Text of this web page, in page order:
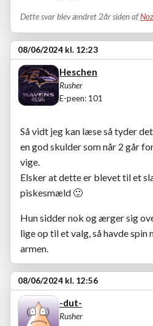
Dette svar blev ændret 2år siden af
08/06/2024 kl. 12:23
Heschen
Rusher
E-peen: 101
Så vidt jeg kan læse så tyder
en god skulder som når 2 går
vige.
Elsker at dette er blevet til et
piskesmæld 🙂
Hun sidder nok og ærger sig
lige op til et valg, så havde spin
armen.
08/06/2024 kl. 12:56
-dut-
Rusher